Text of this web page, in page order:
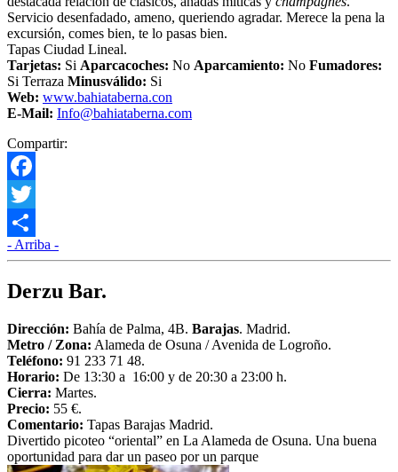
Servicio desenfadado, ameno, queriendo agradar. Merece la pena la
excursión, comes bien, te lo pasas bien.
Tapas Ciudad Lineal.
Tarjetas: Si Aparcacoches: No Aparcamiento: No Fumadores:
Si Terraza Minusválido: Si
Web: www.bahiataberna.con
E-Mail: Info@bahiataberna.com
Compartir:
Facebook
Twitter
Compartir
- Arriba -
Derzu Bar.
Dirección: Bahía de Palma, 4B. Barajas. Madrid.
Metro / Zona: Alameda de Osuna / Avenida de Logroño.
Teléfono: 91 233 71 48.
Horario: De 13:30 a 16:00 y de 20:30 a 23:00 h.
Cierra: Martes.
Precio: 55 €.
Comentario: Tapas Barajas Madrid.
Divertido picoteo “oriental” en La Alameda de Osuna. Una buena
oportunidad para dar un paseo por un parque